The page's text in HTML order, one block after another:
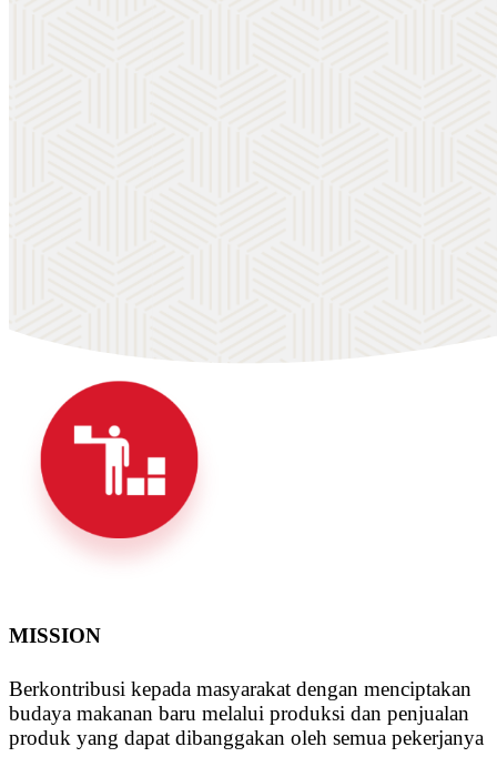
MISSION
Berkontribusi kepada masyarakat dengan menciptakan
budaya makanan baru melalui produksi dan penjualan
produk yang dapat dibanggakan oleh semua pekerjanya